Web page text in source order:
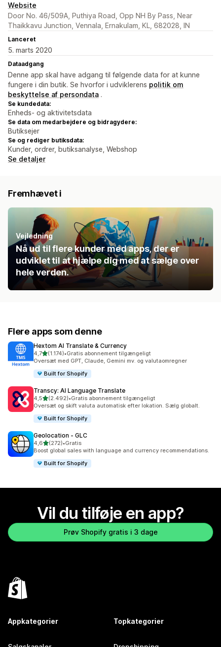
Website
Door No. 46/509A, Puthiya Road, Opp NH By Pass, Near
Thaikkavu Junction, Vennala, Ernakulam, KL, 682028, IN
Lanceret
5. marts 2020
Dataadgang
Denne app skal have adgang til følgende data for at kunne
fungere i din butik. Se hvorfor i udviklerens politik om
beskyttelse af persondata .
Se kundedata:
Enheds- og aktivitetsdata
Se data om medarbejdere og bidragydere:
Butiksejer
Se og rediger butiksdata:
Kunder, ordrer, butiksanalyse, Webshop
Se detaljer
Fremhævet i
Vejledning
Nå ud til flere kunder med apps, der er
udviklet til at hjælpe dig med at sælge over
hele verden.
Flere apps som denne
Hextom AI Translate & Currency
4,7ud af 5 stjerner
(1.174)
1174 anmeldelser i alt
•Gratis abonnement tilgængeligt
Oversæt med GPT, Claude, Gemini mv. og valutaomregner
Built for Shopify
Transcy: AI Language Translate
4,5ud af 5 stjerner
(2.492)
2492 anmeldelser i alt
•Gratis abonnement tilgængeligt
Oversæt og skift valuta automatisk efter lokation. Sælg globalt.
Built for Shopify
Geolocation ‑ GLC
4,6ud af 5 stjerner
(272)
272 anmeldelser i alt
•Gratis
Boost global sales with language and currency recommendations.
Built for Shopify
Vil du tilføje en app?
Prøv Shopify gratis i 3 dage
Appkategorier Topkategorier